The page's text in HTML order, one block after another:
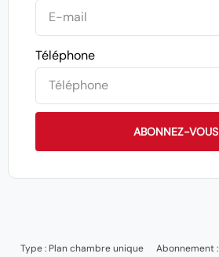
Téléphone
ABONNEZ-VOUS
Type : Plan chambre unique Abonnement :